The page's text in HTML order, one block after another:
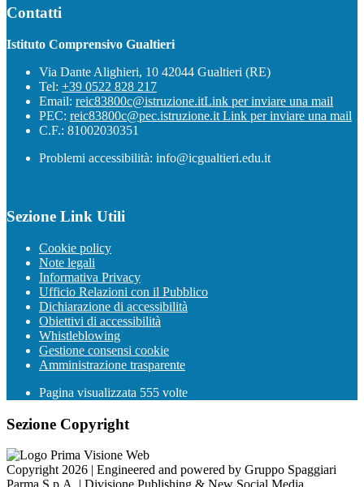
Contatti
Istituto Comprensivo Gualtieri
Via Dante Alighieri, 10 42044 Gualtieri (RE)
Tel: +39 0522 828 217
Email: reic83800c@istruzione.itLink per inviare una mail
PEC: reic83800c@pec.istruzione.it Link per inviare una mail
C.F.: 81002030351
Problemi accessibilità: info@icgualtieri.edu.it
Sezione Link Utili
Cookie policy
Note legali
Informativa Privacy
Ufficio Relazioni con il Pubblico
Dichiarazione di accessibilità
Obiettivi di accessibilità
Whistleblowing
Gestione consensi cookie
Amministrazione trasparente
Pagina visualizzata 555 volte
Sezione Copyright
Copyright 2026 | Engineered and powered by Gruppo Spaggiari